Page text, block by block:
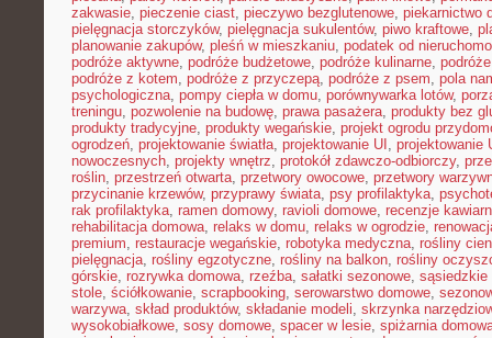
zakwasie, pieczenie ciast, pieczywo bezglutenowe, piekarnictwo
pielęgnacja storczyków, pielęgnacja sukulentów, piwo kraftowe,
planowanie zakupów, pleśń w mieszkaniu, podatek od
podróże aktywne, podróże budżetowe, podróże kulinarne,
podróże z kotem, podróże z przyczepą, podróże z psem, pola
psychologiczna, pompy ciepła w domu, porównywarka lotów,
treningu, pozwolenie na budowę, prawa pasażera, produkty bez
produkty tradycyjne, produkty wegańskie, projekt ogrodu
ogrodzeń, projektowanie światła, projektowanie UI , projektowanie
nowoczesnych, projekty wnętrz, protokół zdawczo-odbiorczy,
roślin, przestrzeń otwarta, przetwory owocowe, przetwory
przycinanie krzewów, przyprawy świata, psy profilaktyka,
rak profilaktyka, ramen domowy, ravioli domowe, recenzje
rehabilitacja domowa, relaks w domu, relaks w ogrodzie,
premium, restauracje wegańskie, robotyka medyczna, rośliny
pielęgnacja, rośliny egzotyczne, rośliny na balkon, rośliny
górskie, rozrywka domowa, rzeźba, sałatki sezonowe, sąsiedzkie
stole, ściółkowanie, scrapbooking, serowarstwo domowe,
warzywa, skład produktów, składanie modeli, skrzynka
wysokobiałkowe, sosy domowe, spacer w lesie, spiżarnia